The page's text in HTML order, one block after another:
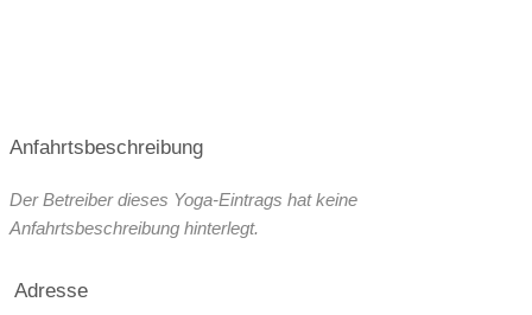
Anfahrtsbeschreibung
Der Betreiber dieses Yoga-Eintrags hat keine
Anfahrtsbeschreibung hinterlegt.
Adresse